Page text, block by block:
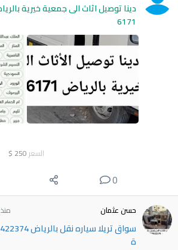
6171
السعر 250
$
0
حسن عثمان منذ 14 ساعة
ة